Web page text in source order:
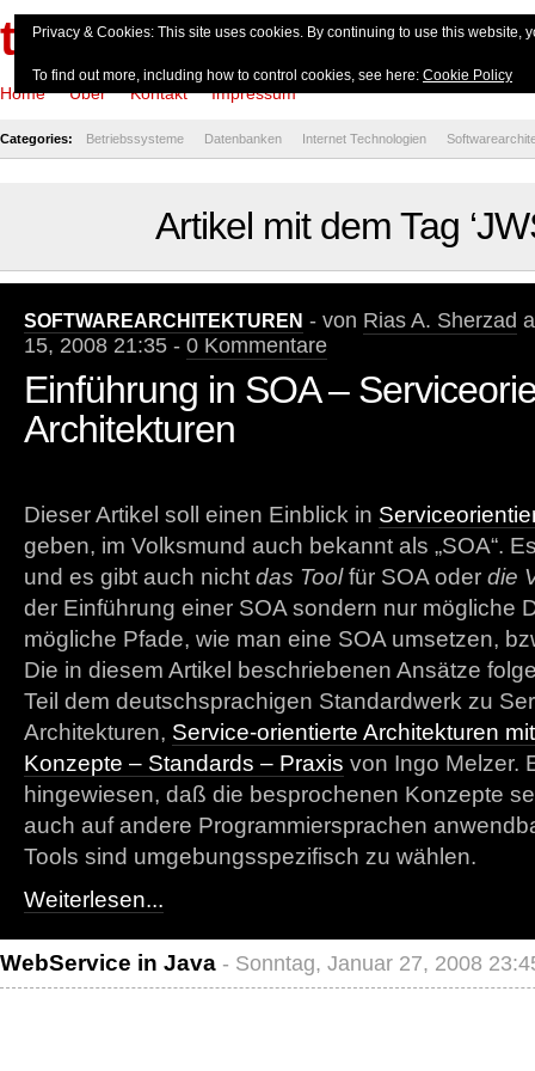
theserverside.de
Home Über Kontakt Impressum
Categories: Betriebssysteme Datenbanken Internet Technologien
Artikel mit dem Tag
SOFTWAREARCHITEKTUREN - von Rias A. Sherzad
15, 2008 21:35 - 0 Kommentare
Einführung in SOA –
Architekturen
Dieser Artikel soll einen Einblick in
geben, im Volksmund auch bekannt als „SOA“.
und es gibt auch nicht das Toolfür SOA oder die
der Einführung einer SOA sondern nur mögliche
mögliche Pfade, wie man eine SOA umsetzen,
Die in diesem Artikel beschriebenen Ansätze
Teil dem deutschsprachigen Standardwerk zu
Architekturen, Service-orientierte Architekturen
Konzepte – Standards – Praxis von Ingo Melzer.
hingewiesen, daß die besprochenen Konzepte
auch auf andere Programmiersprachen
Tools sind umgebungsspezifisch zu wählen.
Weiterlesen...
WebService in Java - Sonntag, Januar 27, 2008
Privacy & Cookies: This site uses cookies. By continuing to use this website,
To find out more, including how to control cookies, see here: Cookie Policy